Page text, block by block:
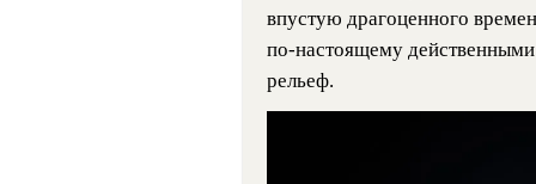
впустую драгоценного
по-настоящему действенными
рельеф.